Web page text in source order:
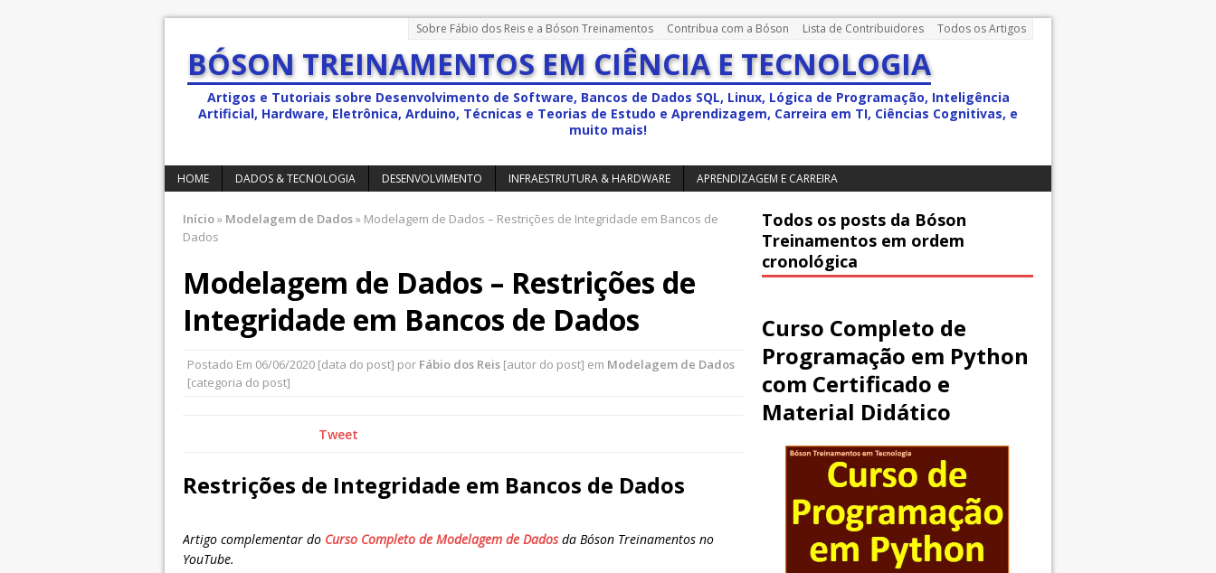
Sobre Fábio dos Reis e a Bóson Treinamentos Contribua com a Bóson Lista de Contribuidores Todos os Artigos
BÓSON TREINAMENTOS EM CIÊNCIA E TECNOLOGIA
Artigos e Tutoriais sobre Desenvolvimento de Software, Bancos de Dados SQL, Linux, Lógica de Programação, Inteligência
Artificial, Hardware, Eletrônica, Arduino, Técnicas e Teorias de Estudo e Aprendizagem, Carreira em TI, Ciências Cognitivas, e
muito mais!
HOME DADOS & TECNOLOGIA DESENVOLVIMENTO INFRAESTRUTURA & HARDWARE APRENDIZAGEM E CARREIRA
Início» Modelagem de Dados» Modelagem de Dados – Restrições de Integridade em Bancos de
Dados
Modelagem de Dados – Restrições de
Integridade em Bancos de Dados
Postado Em 06/06/2020 [data do post] por Fábio dos Reis [autor do post] em Modelagem de Dados
[categoria do post]
Tweet
Restrições de Integridade em Bancos de Dados
Artigo complementar do Curso Completo de Modelagem de Dadosda Bóson Treinamentos no
YouTube.
Todos os posts da Bóson
Treinamentos em ordem
cronológica
Curso Completo de
Programação em Python
com Certificado e
Material Didático